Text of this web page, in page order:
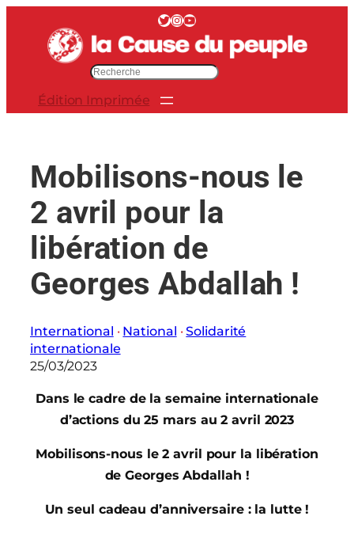
contenu
Twitter InstagramYouTube
c
e
r
Édition Imprimée
Mobilisons-nous le
2 avril pour la
libération de
Georges Abdallah !
International · National · Solidarité
internationale
25/03/2023
Dans le cadre de la semaine internationale
d’actions du 25 mars au 2 avril 2023
Mobilisons-nous le 2 avril pour la libération
de Georges Abdallah !
Un seul cadeau d’anniversaire : la lutte !